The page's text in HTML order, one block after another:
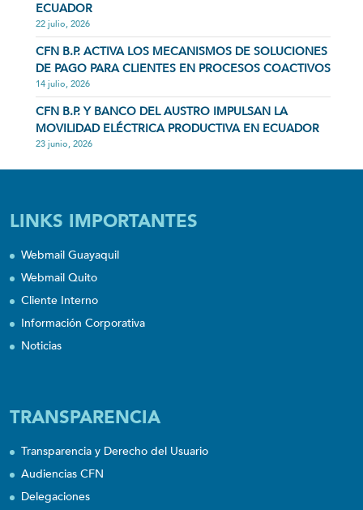
ECUADOR
22 julio, 2026
CFN B.P. ACTIVA LOS MECANISMOS DE SOLUCIONES
DE PAGO PARA CLIENTES EN PROCESOS COACTIVOS
14 julio, 2026
CFN B.P. Y BANCO DEL AUSTRO IMPULSAN LA
MOVILIDAD ELÉCTRICA PRODUCTIVA EN ECUADOR
23 junio, 2026
LINKS IMPORTANTES
Webmail Guayaquil
Webmail Quito
Cliente Interno
Información Corporativa
Noticias
TRANSPARENCIA
Transparencia y Derecho del Usuario
Audiencias CFN
Delegaciones